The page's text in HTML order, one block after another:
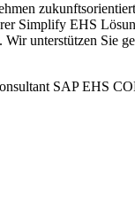
Simplify EHS
unterstützen Sie
SAP EHS